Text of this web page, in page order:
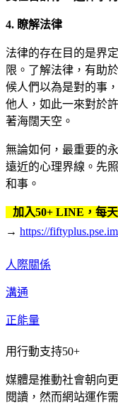
4. 瞭解法律
法律的存在目的是界
限。了解法律，有助
候人們以為是對的事
他人，如此一來對於
著海闊天空。
無論如何，最重要的
遠近的心理界線。先
和事。
加入50+ LINE，每天
→ https://
人際關係
溝通
正能量
用行動支持50+
媒體是推動社會朝向
閱讀，然而網站運作